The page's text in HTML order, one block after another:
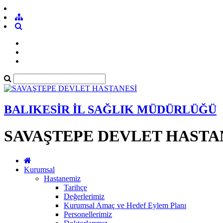
BALIKESİR İL SAĞLIK MÜDÜRLÜĞÜ
SAVAŞTEPE DEVLET
Kurumsal
Hastanemiz
Tarihçe
Değerlerimiz
Kurumsal Amaç ve Hedef Eylem Planı
Personellerimiz